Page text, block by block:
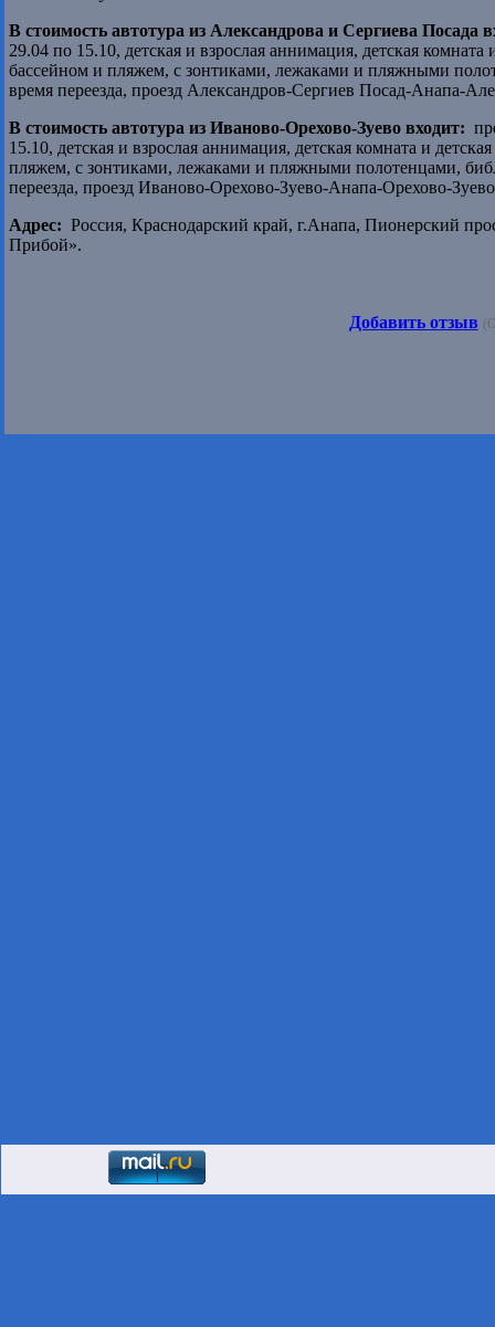
В стоимость автотура из Александрова и Сергиева Посада
29.04 по 15.10, детская и взрослая аннимация, детская
бассейном и пляжем, с зонтиками, лежаками и пляжными
время переезда, проезд Александров-Сергиев Посад-Анапа-
В стоимость автотура из Иваново-Орехово-Зуево входит:
15.10, детская и взрослая аннимация, детская комната и
пляжем, с зонтиками, лежаками и пляжными полотенцами,
переезда, проезд Иваново-Орехово-Зуево-Анапа-Орехово-
Адрес: Россия, Краснодарский край, г.Анапа, Пионерский
Прибой».
Добавить отзыв